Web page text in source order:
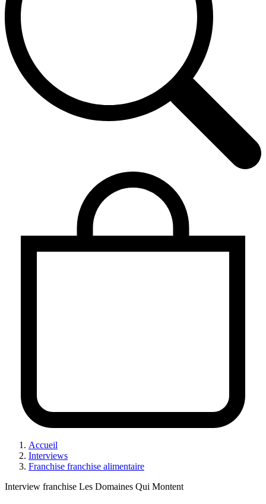
Accueil
Interviews
Franchise franchise alimentaire
Interview franchise Les Domaines Qui Montent